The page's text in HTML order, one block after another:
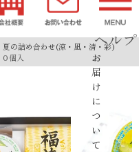
ヘルプ
お
届
け
に
つ
い
て
夏の詰め合わせ(涼・凪・清・彩)
個入